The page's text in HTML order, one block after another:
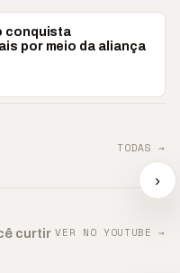
conquista
por meio da aliança
TODAS →
📢 Coral
Paulino
longo
›
curtir VER NO YOUTUBE →